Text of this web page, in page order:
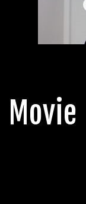
Movie